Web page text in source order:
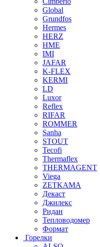
Global
Grundfos
Hermes
HERZ
HME
IMI
JAFAR
K-FLEX
KERMI
LD
Luxor
Reflex
RIFAR
ROMMER
Sanha
STOUT
Tecofi
Thermaflex
THERMAGENT
Viega
ZETKAMA
Декаст
Джилекс
Ридан
Тепловодомер
Формат
Горелки